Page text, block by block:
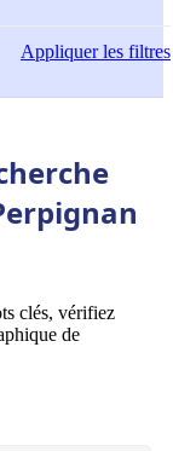
Appliquerles filtres
clés, vérifiez
de